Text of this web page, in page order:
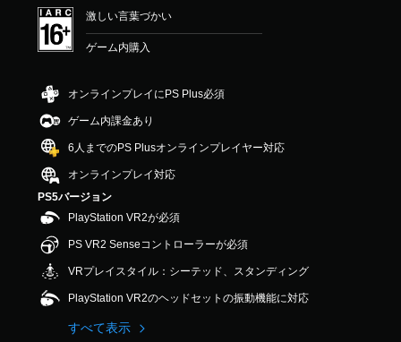
5
階
の
5
で
す
激しい言葉づかい
ゲーム内購入
オンラインプレイにPS Plus必須
ゲーム内課金あり
6人までのPS Plusオンラインプレイヤー対応
オンラインプレイ対応
PS5バージョン
PlayStation VR2が必須
PS VR2 Senseコントローラーが必須
VRプレイスタイル：シーテッド、スタンディング
PlayStation VR2のヘッドセットの振動機能に対応
すべて表示